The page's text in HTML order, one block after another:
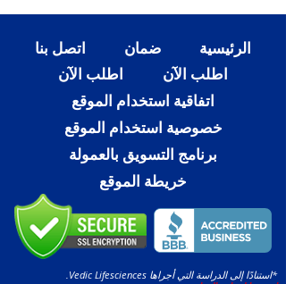
الرئيسية ضمان
اتصل بنا
اطلب الآن
اطلب الآن
اتفاقية استخدام الموقع
خصوصية استخدام الموقع
برنامج التسويق بالعمولة
خريطة الموقع
*استنادًا إلى الدراسة التي أجراها Vedic Lifesciences.